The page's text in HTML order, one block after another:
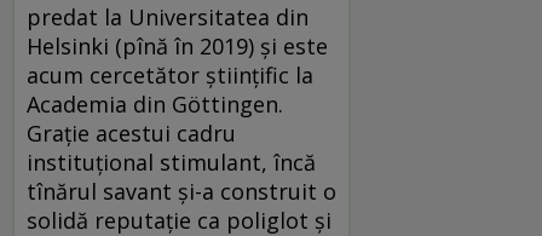
predat la Universitatea din
Helsinki (pînă în 2019) și este
acum cercetător științific la
Academia din Göttingen.
Grație acestui cadru
instituțional stimulant, încă
tînărul savant și-a construit o
solidă reputație ca poliglot și